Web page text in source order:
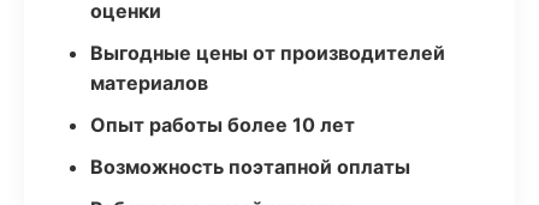
оценки
Выгодные цены от производителей
материалов
Опыт работы более 10 лет
Возможность поэтапной оплаты